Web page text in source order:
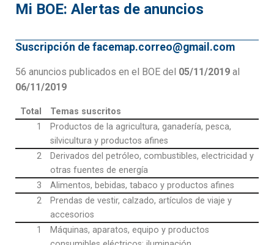
Mi BOE: Alertas de anuncios
Suscripción de facemap.correo@gmail.com
56 anuncios publicados en el BOE del 05/11/2019 al
06/11/2019
Total
Temas suscritos
1
Productos de la agricultura, ganadería, pesca,
silvicultura y productos afines
2
Derivados del petróleo, combustibles, electricidad y
otras fuentes de energía
3
Alimentos, bebidas, tabaco y productos afines
2
Prendas de vestir, calzado, artículos de viaje y
accesorios
1
Máquinas, aparatos, equipo y productos